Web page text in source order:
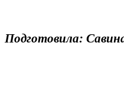
Подготовила:
Озёры